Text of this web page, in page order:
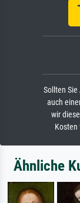
Sollten
auch
wir
Kosten
Ähnliche